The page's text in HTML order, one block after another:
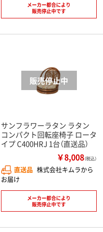
メーカー都合により
販売停止中です
サンフラワーラタン ラタン
コンパクト回転座椅子 ロータ
イプ C400HRJ 1台（直送品）
￥8,008（税込）
直送品 株式会社キムラから
お届け
メーカー都合により
販売停止中です